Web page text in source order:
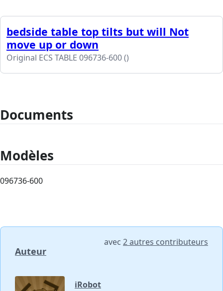
bedside table top tilts but will Not
move up or down
Original ECS TABLE 096736-600 ()
Documents
Modèles
096736-600
Auteur
avec 2 autres contributeurs
iRobot